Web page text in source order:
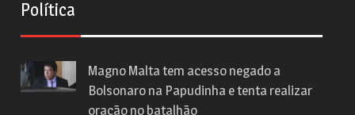
Política
Magno Malta tem acesso negado a
Bolsonaro na Papudinha e tenta realizar
oração no batalhão